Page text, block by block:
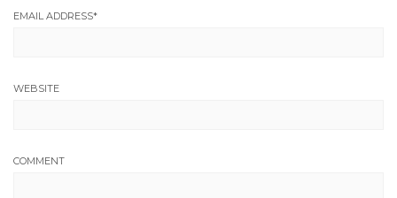
EMAIL ADDRESS*
WEBSITE
COMMENT